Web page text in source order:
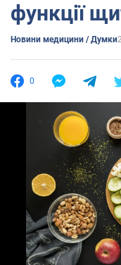
функції
Новини медицини / Думки
0